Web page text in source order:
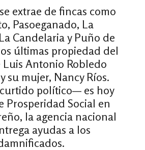
extrae de fincas como
Pasoeganado, La
Candelaria y Puño de
últimas propiedad del
Luis Antonio Robledo
su mujer, Nancy Ríos.
político— es hoy
Prosperidad Social en
la agencia nacional
ayudas a los